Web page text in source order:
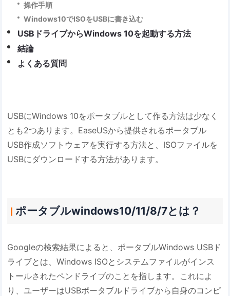
操作手順
Windows10でISOをUSBに書き込む
USBドライブからWindows 10を起動する方法
結論
よくある質問
USBにWindows 10をポータブルとして作る方法は少なく
とも2つあります。EaseUSから提供されるポータブル
USB作成ソフトウェアを実行する方法と、ISOファイルを
USBにダウンロードする方法があります。
ポータブルwindows10/11/8/7とは？
Googleの検索結果によると、ポータブルWindows USBド
ライブとは、Windows ISOとシステムファイルがインス
トールされたペンドライブのことを指します。これによ
り、ユーザーはUSBポータブルドライブから自身のコンピ